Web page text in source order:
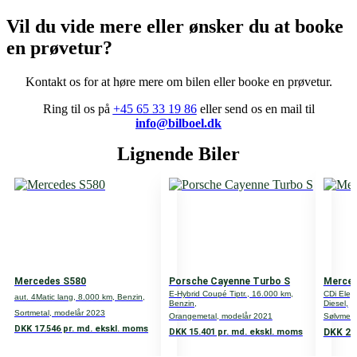
– Keyless Entry&Go
– Soft close på dørene
– Garageportsåbner
– Sort kaleche med himmel beklædt
– Bluetooth
Der tages forbehold for tastefejl, og positiv kreditgodkendelse.
DKK 13.440
Antal døre
Gear type
A
Vil du vide mere eller ønsker du at booke
en prøvetur?
Kontakt os forat høre mere om bilen ellerbooke en prøvetur.
Ring til os på +45 65 33 19 86eller send os en mail til
info@bilboel.dk
Lignende Biler
Mercedes S580
aut. 4Matic lang, 8.000 km, Benzin,
Sortmetal, modelår 2023
DKK 17.546 pr. md. ekskl. moms
Porsche Cayenne Turbo S
E-Hybrid Coupé Tiptr., 16.000 km,
Benzin,
Orangemetal, modelår 2021
DKK 15.401 pr. md. ekskl. moms
CDi
Diesel,
DKK